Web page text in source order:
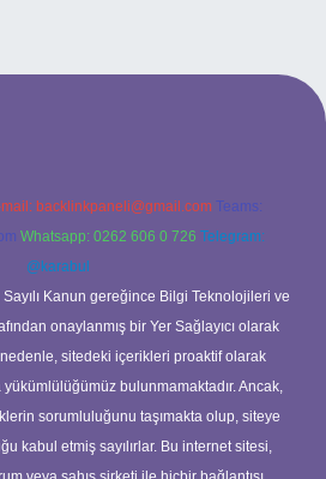
mail: backlinkpaneli@gmail.com Teams:
Whatsapp: 0262 606 0 726 Telegram:
@karabul
Kanun gereğince Bilgi Teknolojileri ve
onaylanmış bir Yer Sağlayıcı olarak
sitedeki içerikleri proaktif olarak
bulunmamaktadır. Ancak,
sorumluluğunu taşımakta olup, siteye
kabul etmiş sayılırlar. Bu internet sitesi,